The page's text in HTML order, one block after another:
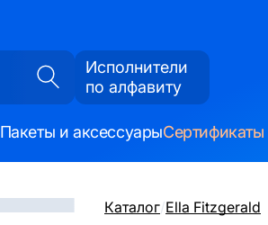
Исполнители
по алфавиту
Пакеты и аксессуарыСертификаты
Каталог/Ella Fitzgerald